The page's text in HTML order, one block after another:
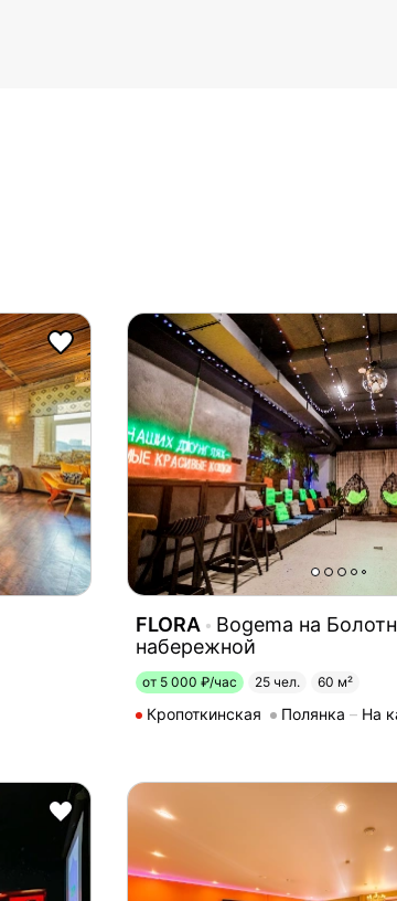
FLORA
Bogema на
набережной
от 5 000 ₽/час 25 чел. 60 м²
Кропоткинская Полянка На